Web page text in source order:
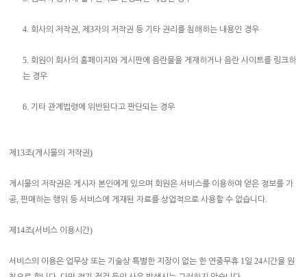
4.회사의 저작권,제3자의 저작권 등 기타 권리를 침해하는 내용인 경우
5.회원이 회사의 홈페이지와 게시판에 음란물을 게재하거나 음란 사이트를 링크하
는 경우
6. 기타 관계법령에 위반된다고 판단되는 경우
제 13조(게시물의 저작권)
게시물의 저작권은 게시자 본인에게 있으며 회원은 서비스를 이용하여 얻은 정보를 가
공,판매하는 행위 등 서비스에 게재된 자료를 상업적으로 사용할 수 없습니다.
제 14조(서비스 이용시간)
서비스의 이용은 업무상 또는 기술상 특별한 지장이 없는 한 연중무휴 1일24시간을 원